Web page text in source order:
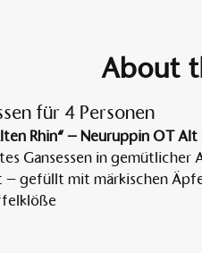
About
für 4 Personen
Rhin“ – Neuruppin OT Alt
Gansessen in
– gefüllt mit märkischen